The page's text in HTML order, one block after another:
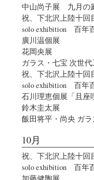
中山尚子展 九月の
祝、下北沢上陸十回
solo exhibition 百年
廣川温個展
花岡央展
ガラス・七宝 次世
祝、下北沢上陸十回
solo exhibition 百年
石川理恵個展「且座
鈴木圭太展
飯田将平・尚央 ガ
10月
祝、下北沢上陸十回
solo exhibition 百年